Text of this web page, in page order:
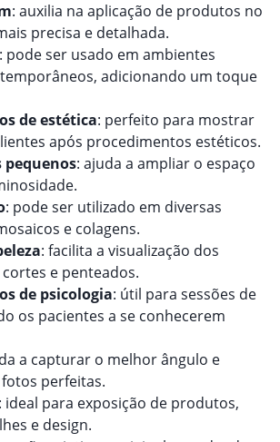
: auxilia na aplicação de produtos no
precisa e detalhada.
: pode ser usado em ambientes
adicionando um toque
de estética: perfeito para mostrar
após procedimentos estéticos.
pequenos: ajuda a ampliar o espaço
: pode ser utilizado em diversas
e colagens.
: facilita a visualização dos
e penteados.
de psicologia: útil para sessões de
os pacientes a se conhecerem
a capturar o melhor ângulo e
perfeitas.
: ideal para exposição de produtos,
e design.